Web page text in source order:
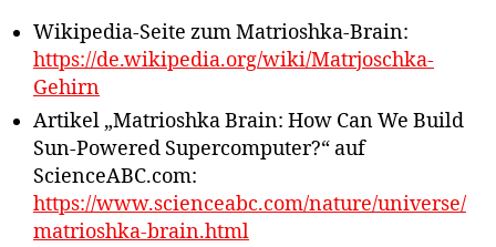
Wikipedia-Seite zum Matrioshka-Brain:
https://de.wikipedia.org/wiki/Matrjoschka-
Gehirn
Artikel „Matrioshka Brain: How Can We Build
Sun-Powered Supercomputer?“ auf
ScienceABC.com:
https://www.scienceabc.com/nature/universe/
matrioshka-brain.html